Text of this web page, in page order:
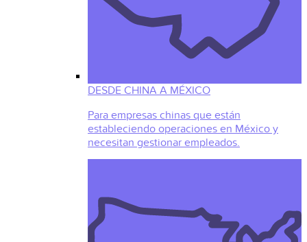
DESDE CHINA A MÉXICO
Para empresas chinas que están
estableciendo operaciones en México y
necesitan gestionar empleados.